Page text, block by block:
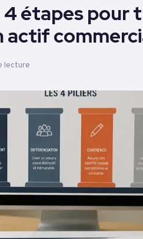
étapes pour
actif
lecture